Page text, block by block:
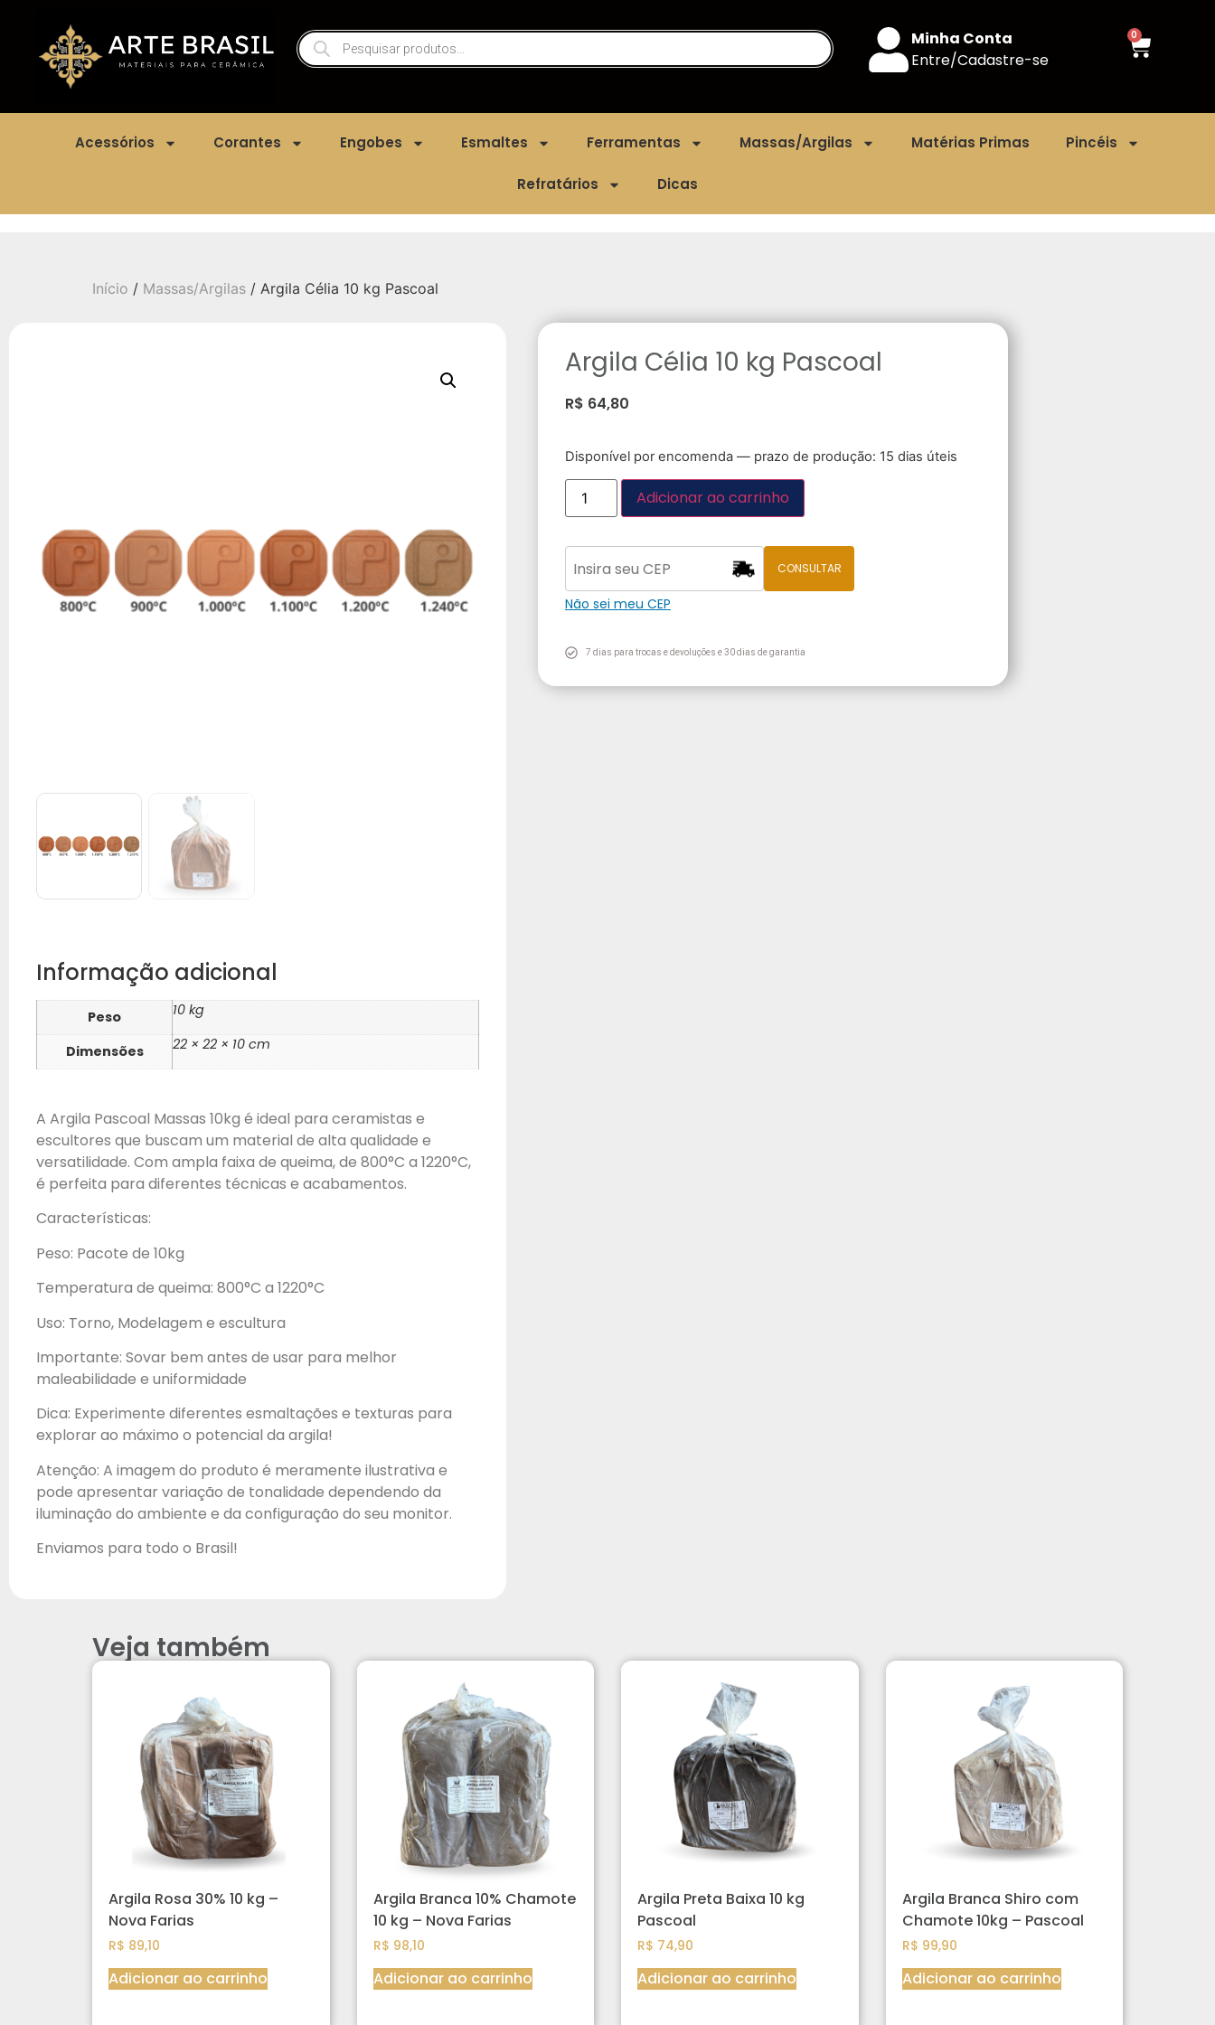
Minha Conta
Entre/Cadastre-se
0
Acessórios Corantes Engobes Esmaltes Ferramentas Massas/Argilas Matérias Primas Pincéis
Refratários Dicas
Início / Massas/Argilas / Argila Célia 10 kg Pascoal
Informação adicional
Peso 10 kg
Dimensões 22 × 22 × 10 cm
A Argila Pascoal Massas 10kg é ideal para ceramistas e
escultores que buscam um material de alta qualidade e
versatilidade. Com ampla faixa de queima, de 800°C a 1220°C,
é perfeita para diferentes técnicas e acabamentos.
Características:
Peso: Pacote de 10kg
Temperatura de queima: 800°C a 1220°C
Uso: Torno, Modelagem e escultura
Importante: Sovar bem antes de usar para melhor
maleabilidade e uniformidade
Dica: Experimente diferentes esmaltações e texturas para
explorar ao máximo o potencial da argila!
Atenção: A imagem do produto é meramente ilustrativa e
pode apresentar variação de tonalidade dependendo da
iluminação do ambiente e da configuração do seu monitor.
Enviamos para todo o Brasil!
Argila Célia 10 kg Pascoal
R$ 64,80
Disponível por encomenda — prazo de produção: 15 dias úteis
Adicionar ao carrinho
CONSULTAR
Não sei meu CEP
7 dias para trocas e devoluções e 30 dias de garantia
Veja também
Argila Rosa 30% 10 kg –
Nova Farias
R$ 89,10
Adicionar ao carrinho
Argila Branca 10% Chamote
10 kg – Nova Farias
R$ 98,10
Adicionar ao carrinho
Argila Preta Baixa 10 kg
Pascoal
R$ 74,90
Adicionar ao carrinho
Argila Branca Shiro com
Chamote 10kg – Pascoal
R$ 99,90
Adicionar ao carrinho